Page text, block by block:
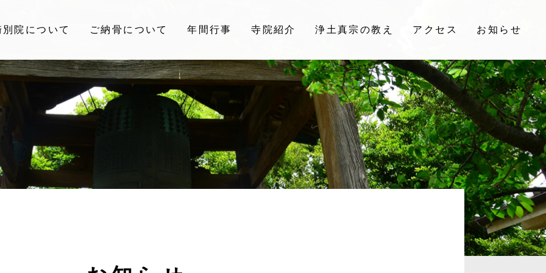
院について ご納骨について 年間行事 寺院紹介 浄土真宗の教え アクセス お知らせ